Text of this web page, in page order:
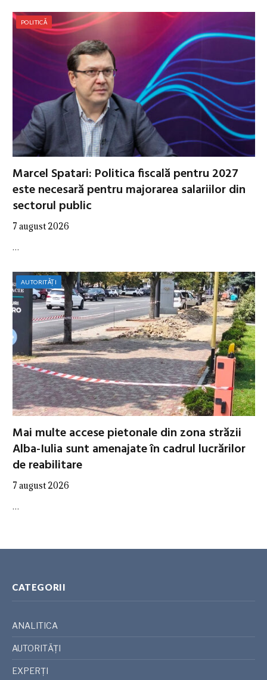
POLITICĂ
Marcel Spatari: Politica fiscală pentru 2027
este necesară pentru majorarea salariilor din
sectorul public
7 august 2026
…
AUTORITĂȚI
Mai multe accese pietonale din zona străzii
Alba-Iulia sunt amenajate în cadrul lucrărilor
de reabilitare
7 august 2026
…
CATEGORII
ANALITICA
AUTORITĂȚI
EXPERȚI